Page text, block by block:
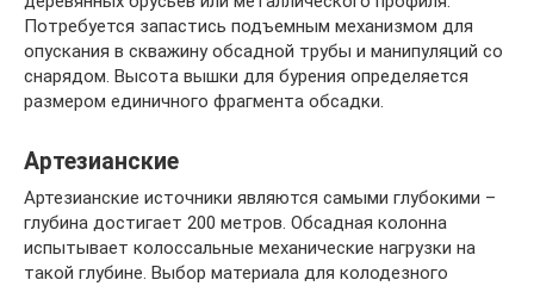
Потребуется запастись подъемным механизмом для
опускания в скважину обсадной трубы и манипуляций со
снарядом. Высота вышки для бурения определяется
размером единичного фрагмента обсадки.
Артезианские
Артезианские источники являются самыми глубокими –
глубина достигает 200 метров. Обсадная колонна
испытывает колоссальные механические нагрузки на
такой глубине. Выбор материала для колодезного